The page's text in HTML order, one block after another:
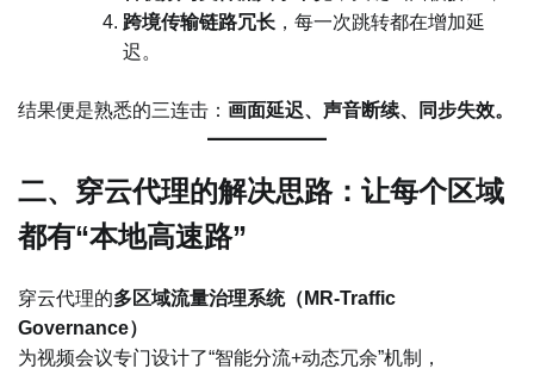
跨境传输链路冗长 ，每一次跳转都在增加延
迟。
结果便是熟悉的三连击： 画面延迟、声音断续、同步失效。
二、穿云代理的解决思路：让每个区域
都有“本地高速路”
穿云代理的多区域流量治理系统（MR-Traffic
Governance）
为视频会议专门设计了“智能分流+动态冗余”机制，